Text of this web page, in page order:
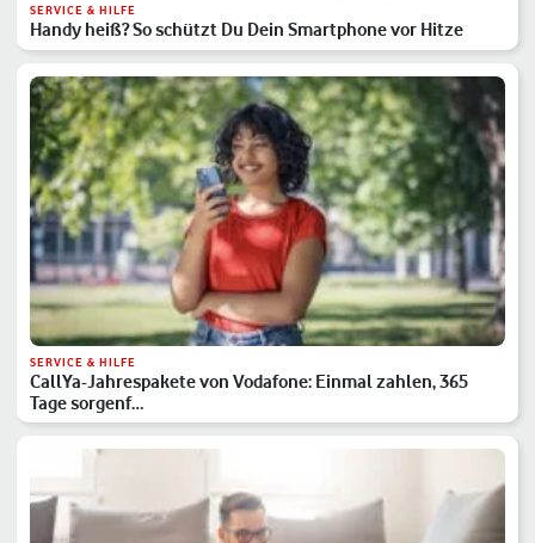
SERVICE & HILFE
Handy heiß? So schützt Du Dein Smartphone vor Hitze
SERVICE & HILFE
CallYa-Jahrespakete von Vodafone: Einmal zahlen, 365
Tage sorgenf…